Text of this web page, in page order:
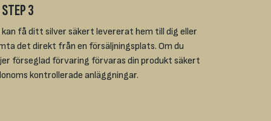
3
kan få ditt silver säkert levererat hem till dig eller
det direkt från en försäljningsplats. Om du
förseglad förvaring förvaras din produkt säkert
kontrollerade anläggningar.